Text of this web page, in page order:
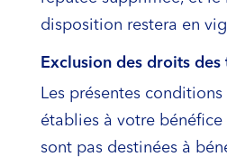
disposition restera en
Exclusion des droits des
Les présentes
établies à votre
sont pas destinées à